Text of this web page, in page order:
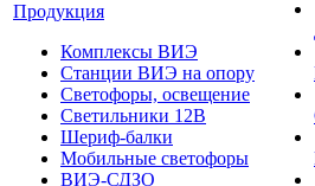
Продукция
Комплексы ВИЭ
Станции ВИЭ на опору
Светофоры, освещение
Светильники 12В
Шериф-балки
Мобильные светофоры
ВИЭ-СДЗО